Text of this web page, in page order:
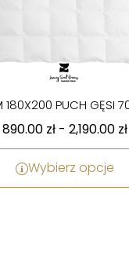
180X200 PUCH GĘSI
890.00 zł - 2,190.00 zł
Wybierz opcje